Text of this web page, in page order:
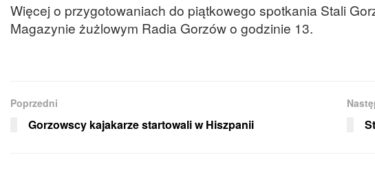
Więcej o przygotowaniach do piątkowego spotkania Stali
Magazynie żużlowym Radia Gorzów o godzinie 13.
Poprzedni
Gorzowscy kajakarze startowali w Hiszpanii